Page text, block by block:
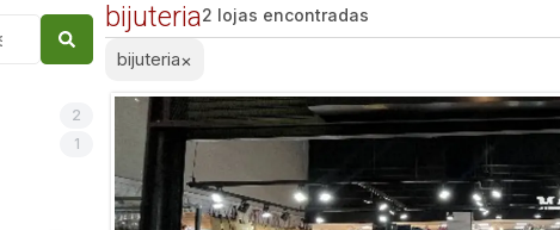
2
1
bijuteria2 lojas encontradas
bijuteria×